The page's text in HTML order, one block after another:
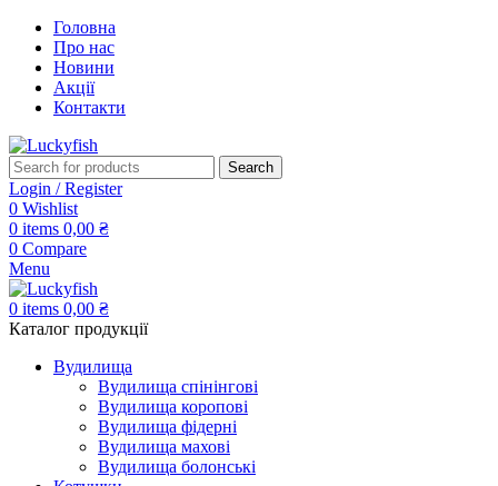
Головна
Про нас
Новини
Акції
Контакти
Search
Login / Register
0 Wishlist
0 items 0,00 ₴
0 Compare
Menu
0 items 0,00 ₴
Каталог продукції
Вудилища
Вудилища спінінгові
Вудилища коропові
Вудилища фідерні
Вудилища махові
Вудилища болонські